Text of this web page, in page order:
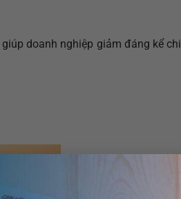
doanh nghiệp giảm đáng kể chi